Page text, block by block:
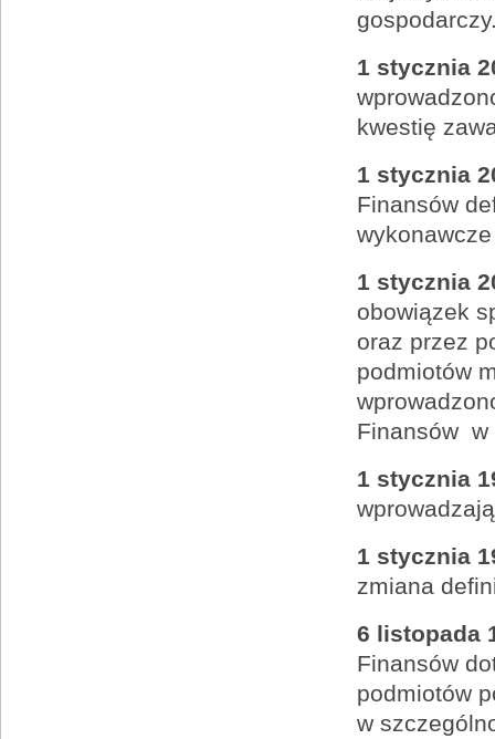
1 stycznia
kwestię
1 stycznia
Finansów
1 stycznia
obowiązek
oraz przez
podmiotów
Finansów w
1 stycznia
1 stycznia
zmiana
6 listopada
Finansów
podmiotów
w